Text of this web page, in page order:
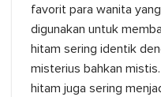
favorit para wanita
digunakan untuk
hitam sering identik
misterius bahkan
hitam juga sering